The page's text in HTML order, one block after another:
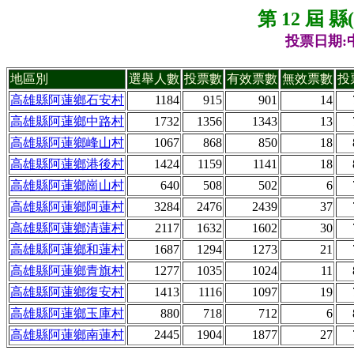
第 12 屆
投票日期:
地區別 選舉人數 投票數 有效票數 無效票數 投
高雄縣阿蓮鄉石安村
1184 915 901 14
高雄縣阿蓮鄉中路村
1732 1356 1343 13
高雄縣阿蓮鄉峰山村
1067 868 850 18
高雄縣阿蓮鄉港後村
1424 1159 1141 18
高雄縣阿蓮鄉崗山村
640 508 502 6
高雄縣阿蓮鄉阿蓮村
3284 2476 2439 37
高雄縣阿蓮鄉清蓮村
2117 1632 1602 30
高雄縣阿蓮鄉和蓮村
1687 1294 1273 21
高雄縣阿蓮鄉青旗村
1277 1035 1024 11
高雄縣阿蓮鄉復安村
1413 1116 1097 19
高雄縣阿蓮鄉玉庫村
880 718 712 6
高雄縣阿蓮鄉南蓮村
2445 1904 1877 27